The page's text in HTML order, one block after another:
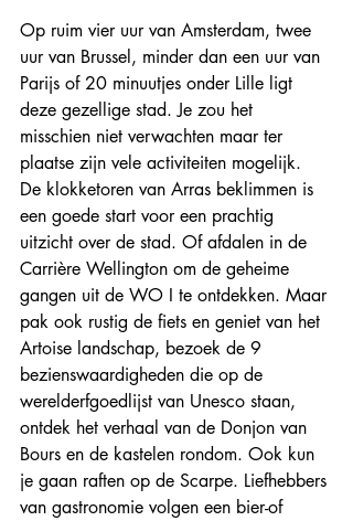
Op ruim vier uur van Amsterdam, twee
uur van Brussel, minder dan een uur van
Parijs of 20 minuutjes onder Lille ligt
deze gezellige stad. Je zou het
misschien niet verwachten maar ter
plaatse zijn vele activiteiten mogelijk.
De klokketoren van Arras beklimmen is
een goede start voor een prachtig
uitzicht over de stad. Of afdalen in de
Carrière Wellington om de geheime
gangen uit de WO I te ontdekken. Maar
pak ook rustig de fiets en geniet van het
Artoise landschap, bezoek de 9
bezienswaardigheden die op de
werelderfgoedlijst van Unesco staan,
ontdek het verhaal van de Donjon van
Bours en de kastelen rondom. Ook kun
je gaan raften op de Scarpe. Liefhebbers
van gastronomie volgen een bier-of